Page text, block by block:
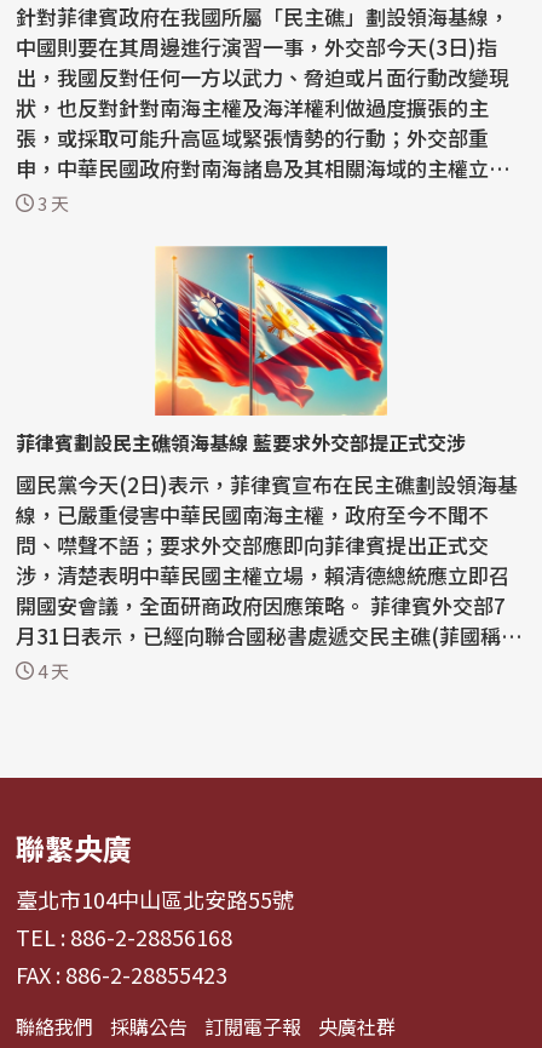
針對菲律賓政府在我國所屬「民主礁」劃設領海基線，
中國則要在其周邊進行演習一事，外交部今天(3日)指
出，我國反對任何一方以武力、脅迫或片面行動改變現
狀，也反對針對南海主權及海洋權利做過度擴張的主
張，或採取可能升高區域緊張情勢的行動；外交部重
申，中華民國政府對南海諸島及其相關海域的主權立場
一貫明確，沒...
3 天
菲律賓劃設民主礁領海基線 藍要求外交部提正式交涉
國民黨今天(2日)表示，菲律賓宣布在民主礁劃設領海基
線，已嚴重侵害中華民國南海主權，政府至今不聞不
問、噤聲不語；要求外交部應即向菲律賓提出正式交
涉，清楚表明中華民國主權立場，賴清德總統應立即召
開國安會議，全面研商政府因應策略。 菲律賓外交部7
月31日表示，已經向聯合國秘書處遞交民主礁(菲國稱馬
辛洛克灘...
4 天
聯繫央廣
臺北市104中山區北安路55號
TEL : 886-2-28856168
FAX : 886-2-28855423
聯絡我們 採購公告 訂閱電子報 央廣社群